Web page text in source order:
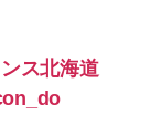
ス北海道